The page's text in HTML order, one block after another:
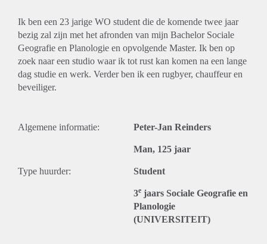
Ik ben een 23 jarige WO student die de komende twee jaar
bezig zal zijn met het afronden van mijn Bachelor Sociale
Geografie en Planologie en opvolgende Master. Ik ben op
zoek naar een studio waar ik tot rust kan komen na een lange
dag studie en werk. Verder ben ik een rugbyer, chauffeur en
beveiliger.
Algemene informatie: Peter-Jan Reinders
Man, 125 jaar
Type huurder: Student
3e jaars Sociale Geografie en
Planologie
(UNIVERSITEIT)